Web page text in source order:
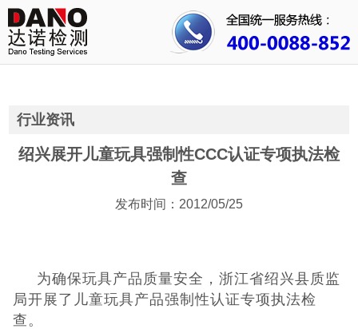
首页
关于我们
公司动态
联系我们
行业资讯
绍兴展开儿童玩具强制性CCC认证专项执法检
查
发布时间：2012/05/25
为确保玩具产品质量安全，浙江省绍兴县质监
局开展了儿童玩具产品强制性认证专项执法检
查。